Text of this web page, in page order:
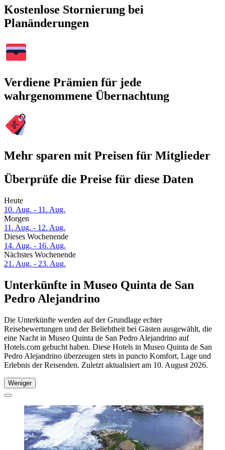
Kostenlose Stornierung bei
Planänderungen
Verdiene Prämien für jede
wahrgenommene Übernachtung
Mehr sparen mit Preisen für Mitglieder
Überprüfe die Preise für diese Daten
Heute
10. Aug. - 11. Aug.
Morgen
11. Aug. - 12. Aug.
Dieses Wochenende
14. Aug. - 16. Aug.
Nächstes Wochenende
21. Aug. - 23. Aug.
Unterkünfte in Museo Quinta de San
Pedro Alejandrino
Die Unterkünfte werden auf der Grundlage echter
Reisebewertungen und der Beliebtheit bei Gästen ausgewählt, die
eine Nacht in Museo Quinta de San Pedro Alejandrino auf
Hotels.com gebucht haben. Diese Hotels in Museo Quinta de San
Pedro Alejandrino überzeugen stets in puncto Komfort, Lage und
Erlebnis der Reisenden. Zuletzt aktualisiert am 10. August 2026.
Weniger